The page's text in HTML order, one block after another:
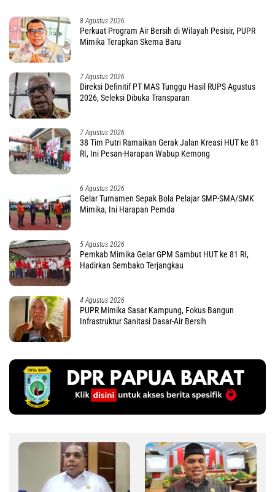
8 Agustus 2026
Perkuat Program Air Bersih di Wilayah Pesisir, PUPR
Mimika Terapkan Skema Baru
7 Agustus 2026
Direksi Definitif PT MAS Tunggu Hasil RUPS Agustus
2026, Seleksi Dibuka Transparan
7 Agustus 2026
38 Tim Putri Ramaikan Gerak Jalan Kreasi HUT ke 81
RI, Ini Pesan-Harapan Wabup Kemong
6 Agustus 2026
Gelar Turnamen Sepak Bola Pelajar SMP-SMA/SMK
Mimika, Ini Harapan Pemda
5 Agustus 2026
Pemkab Mimika Gelar GPM Sambut HUT ke 81 RI,
Hadirkan Sembako Terjangkau
4 Agustus 2026
PUPR Mimika Sasar Kampung, Fokus Bangun
Infrastruktur Sanitasi Dasar-Air Bersih